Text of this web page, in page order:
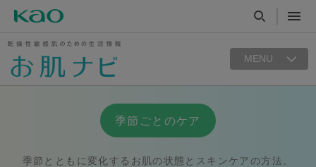
MENU
季節ごとのケア
季節とともに変化するお肌の状態とスキンケアの方法。